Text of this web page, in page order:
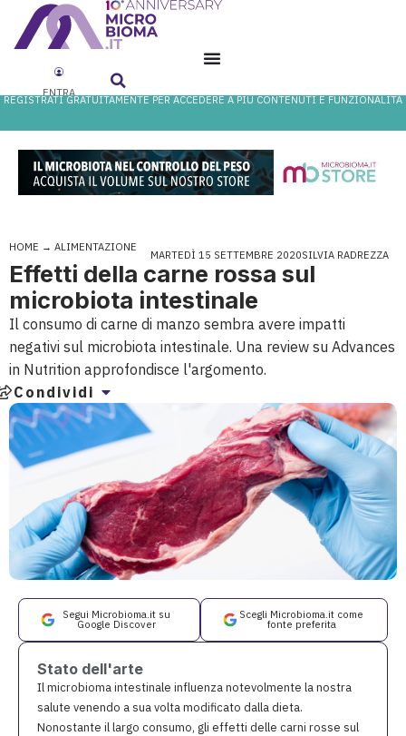
ENTRA
REGISTRATI GRATUITAMENTE PER ACCEDERE A PIÙ CONTENUTI E FUNZIONALITÀ
HOME → ALIMENTAZIONE
MARTEDÌ 15 SETTEMBRE 2020SILVIA RADREZZA
Effetti della carne rossa sul
microbiota intestinale
Il consumo di carne di manzo sembra avere impatti
negativi sul microbiota intestinale. Una review su Advances
in Nutrition approfondisce l'argomento.
Condividi
Segui Microbioma.it su
Google Discover
Scegli Microbioma.it come
fonte preferita
Stato dell'arte
Il microbioma intestinale influenza notevolmente la nostra
salute venendo a sua volta modificato dalla dieta.
Nonostante il largo consumo, gli effetti delle carni rosse sul